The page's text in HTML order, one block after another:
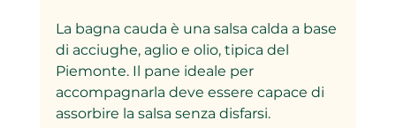
La bagna cauda è una salsa calda a base
di acciughe, aglio e olio, tipica del
Piemonte. Il pane ideale per
accompagnarla deve essere capace di
assorbire la salsa senza disfarsi.